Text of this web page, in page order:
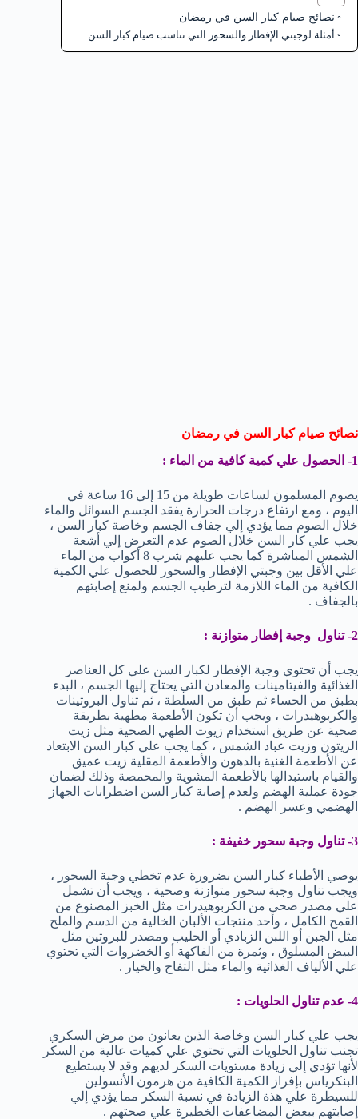
نصائح صيام كبار السن في رمضان
أمثلة لوجبتي الإفطار والسحور التي تناسب صيام كبار السن
نصائح صيام كبار السن في رمضان
1- الحصول علي كمية كافية من الماء :
يصوم المسلمون لساعات طويلة من 15 إلي 16 ساعة في
اليوم ، ومع ارتفاع درجات الحرارة يفقد الجسم السوائل والماء
خلال الصوم مما يؤدي إلي جفاف الجسم وخاصة كبار السن ،
يجب علي كار السن خلال الصوم عدم التعرض إلي أشعة
الشمس المباشرة كما يجب عليهم شرب 8 أكواب من الماء
علي الأقل بين وجبتي الإفطار والسحور للحصول علي الكمية
الكافية من الماء اللازمة لترطيب الجسم ولمنع إصابتهم
بالجفاف .
2- تناول وجبة إفطار متوازنة :
يجب أن تحتوي وجبة الإفطار لكبار السن علي كل العناصر
الغذائية والفيتامينات والمعادن التي يحتاج إليها الجسم ، البدء
بطبق من الحساء ثم طبق من السلطة ، ثم تناول البروتينات
والكربوهيدرات ، ويجب أن تكون الأطعمة مطهية بطريقة
صحية عن طريق استخدام زيوت الطهي الصحية مثل زيت
الزيتون وزيت عباد الشمس ، كما يجب علي كبار السن الابتعاد
عن الأطعمة الغنية بالدهون والأطعمة المقلية زيت عميق
والقيام باستبدالها بالأطعمة المشوية والمحمصة وذلك لضمان
جودة عملية الهضم ولعدم إصابة كبار السن اضطرابات الجهاز
الهضمي وعسر الهضم .
3- تناول وجبة سحور خفيفة :
يوصي الأطباء كبار السن بضرورة عدم تخطي وجبة السحور ،
ويجب تناول وجبة سحور متوازنة وصحية ، ويجب أن تشمل
علي مصدر صحي من الكربوهيدرات مثل الخبز المصنوع من
القمح الكامل ، وأحد منتجات الألبان الخالية من الدسم والملح
مثل الجبن أو اللبن الزبادي أو الحليب ومصدر للبروتين مثل
البيض المسلوق ، وثمرة من الفاكهة أو الخضروات التي تحتوي
علي الألياف الغذائية والماء مثل التفاح والخيار .
4- عدم تناول الحلويات :
يجب علي كبار السن وخاصة الذين يعانون من مرض السكري
تجنب تناول الحلويات التي تحتوي علي كميات عالية من السكر
لأنها تؤدي إلي زيادة مستويات السكر لديهم وقد لا يستطيع
البنكرياس بإفراز الكمية الكافية من هرمون الأنسولين
للسيطرة علي هذة الزيادة في نسبة السكر مما يؤدي إلي
إصابتهم ببعض المضاعفات الخطيرة علي صحتهم .